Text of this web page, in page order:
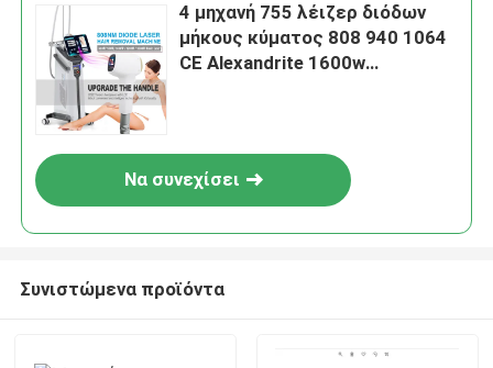
4 μηχανή 755 λέιζερ διόδων
μήκους κύματος 808 940 1064
CE Alexandrite 1600w
Να συνεχίσει
Συνιστώμενα προϊόντα